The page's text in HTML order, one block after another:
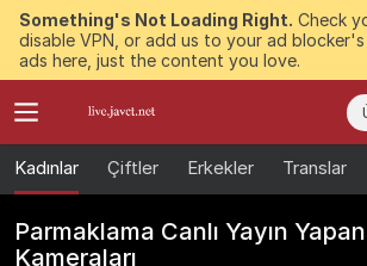
Something's Not Loading Right. Check
disable VPN, or add us to your ad
ads here, just the content you love.
Kadınlar Çiftler Erkekler Translar
Parmaklama Canlı Yayın Yapan
Kameraları